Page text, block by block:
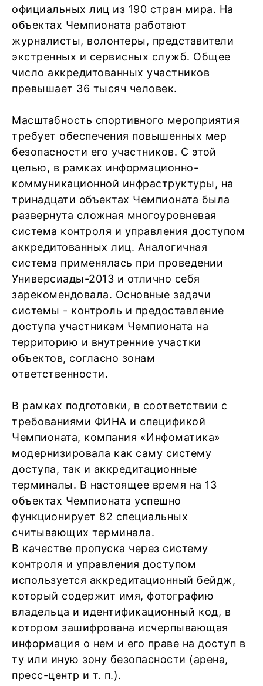
официальных лиц из 190 стран мира. На
объектах Чемпионата работают
журналисты, волонтеры, представители
экстренных и сервисных служб. Общее
число аккредитованных участников
превышает 36 тысяч человек.
Масштабность спортивного мероприятия
требует обеспечения повышенных мер
безопасности его участников. С этой
целью, в рамках информационно-
коммуникационной инфраструктуры, на
тринадцати объектах Чемпионата была
развернута сложная многоуровневая
система контроля и управления доступом
аккредитованных лиц. Аналогичная
система применялась при проведении
Универсиады-2013 и отлично себя
зарекомендовала. Основные задачи
системы - контроль и предоставление
доступа участникам Чемпионата на
территорию и внутренние участки
объектов, согласно зонам
ответственности.
В рамках подготовки, в соответствии с
требованиями ФИНА и спецификой
Чемпионата, компания «Инфоматика»
модернизировала как саму систему
доступа, так и аккредитационные
терминалы. В настоящее время на 13
объектах Чемпионата успешно
функционирует 82 специальных
считывающих терминала.
В качестве пропуска через систему
контроля и управления доступом
используется аккредитационный бейдж,
который содержит имя, фотографию
владельца и идентификационный код, в
котором зашифрована исчерпывающая
информация о нем и его праве на доступ в
ту или иную зону безопасности (арена,
пресс-центр и т. п.).